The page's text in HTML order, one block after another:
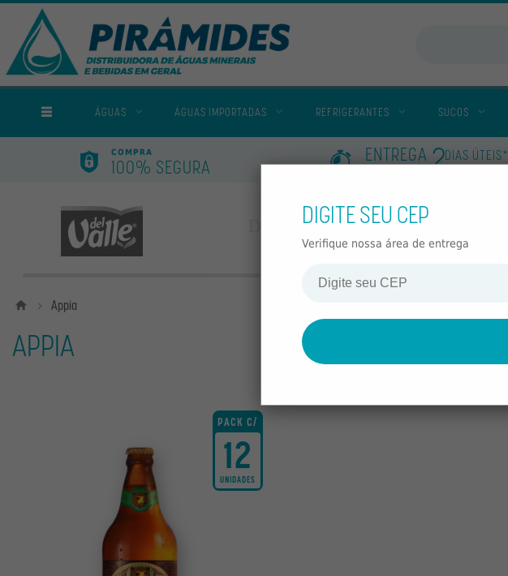
TODAS AS CATEGORIAS ÁGUAS ÁGUAS IMPORTADAS REFRIGERANTES SUCOS
COMPRA
100% SEGURA
ENTREGA 2DIAS ÚTEIS*
VEJA MAIS
Del Valle
Home Appia
APPIA
PACK C/
12
UNIDADES
DIGITE SEU CEP
Verifique nossa área de entrega